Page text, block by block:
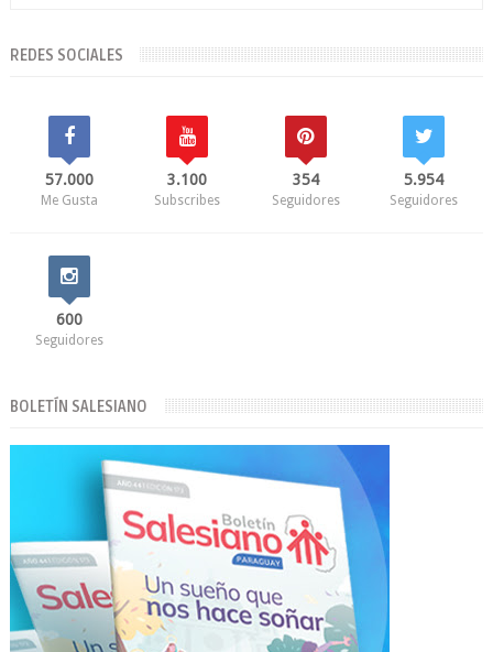
REDES SOCIALES
57.000
Me Gusta
3.100
Subscribes
354
Seguidores
5.954
Seguidores
600
Seguidores
BOLETÍN SALESIANO